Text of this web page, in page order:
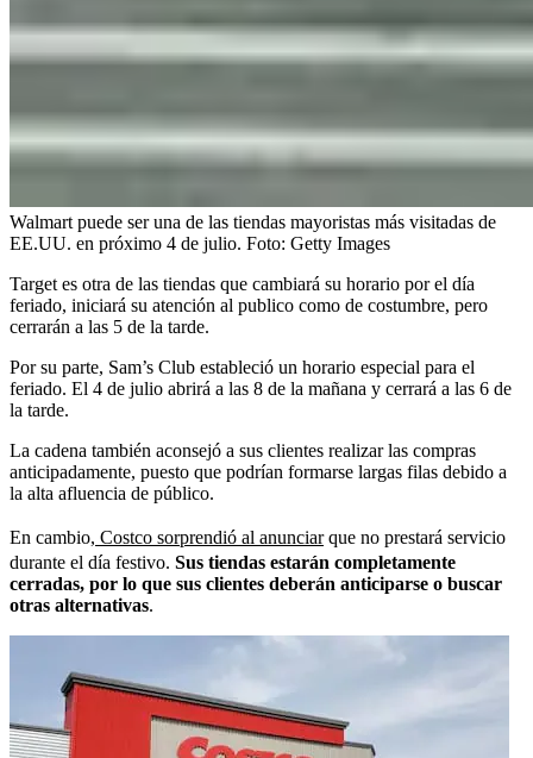
Walmart puede ser una de las tiendas mayoristas más visitadas de
EE.UU. en próximo 4 de julio. Foto: Getty Images
Target es otra de las tiendas que cambiará su horario por el día
feriado, iniciará su atención al publico como de costumbre, pero
cerrarán a las 5 de la tarde.
Por su parte, Sam’s Club estableció un horario especial para el
feriado. El 4 de julio abrirá a las 8 de la mañana y cerrará a las 6 de
la tarde.
La cadena también aconsejó a sus clientes realizar las compras
anticipadamente, puesto que podrían formarse largas filas debido a
la alta afluencia de público.
En cambio, Costco sorprendió al anunciarque no prestará servicio
durante el día festivo. Sus tiendas estarán completamente
cerradas, por lo que sus clientes deberán anticiparse o buscar
otras alternativas.